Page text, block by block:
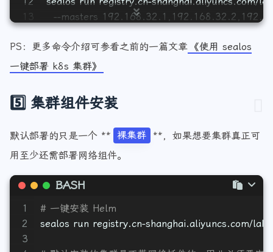
12
13
sealos run registry.cn-shanghai.aliyuncs.com/
--masters
PS：更多命令介绍可参看之前的一篇文章《使用 sealos
一键部署 k8s 集群》
5️⃣ 集群组件安装
默认部署的只是一个 ** 裸集群
**，如果想要集群真正可
用至少还需部署网络组件。
BASH
1
2
3
# 一键安装 Helm
sealos run registry.cn-shanghai.aliyuncs.com/